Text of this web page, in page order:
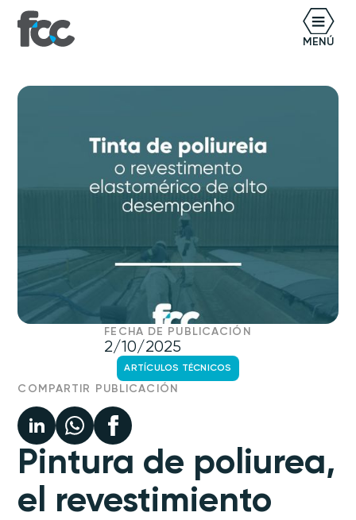
MENÚ
FECHA DE PUBLICACIÓN
2/10/2025
ARTÍCULOS TÉCNICOS
COMPARTIR PUBLICACIÓN
Pintura de poliurea,
el revestimiento